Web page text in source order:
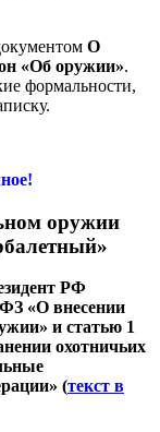
О
«Об оружии».
формальности,
оружии
РФ
«О внесении
и статью 1
охотничьих
(текст в